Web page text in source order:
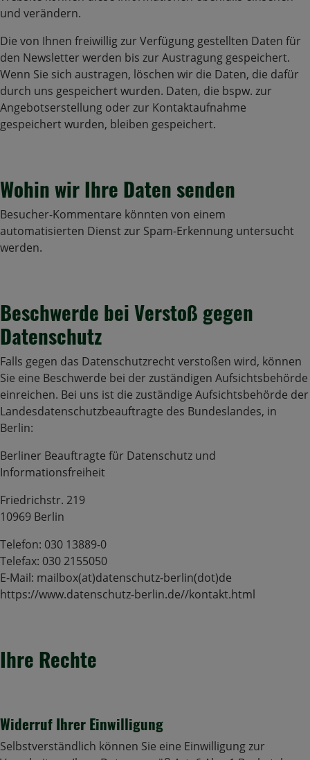
und verändern.
Die von Ihnen freiwillig zur Verfügung gestellten Daten für
den Newsletter werden bis zur Austragung gespeichert.
Wenn Sie sich austragen, löschen wir die Daten, die dafür
durch uns gespeichert wurden. Daten, die bspw. zur
Angebotserstellung oder zur Kontaktaufnahme
gespeichert wurden, bleiben gespeichert.
Wohin wir Ihre Daten senden
Besucher-Kommentare könnten von einem
automatisierten Dienst zur Spam-Erkennung untersucht
werden.
Beschwerde bei Verstoß gegen
Datenschutz
Falls gegen das Datenschutzrecht verstoßen wird, können
Sie eine Beschwerde bei der zuständigen Aufsichtsbehörde
einreichen. Bei uns ist die zuständige Aufsichtsbehörde der
Landesdatenschutzbeauftragte des Bundeslandes, in
Berlin:
Berliner Beauftragte für Datenschutz und
Informationsfreiheit
Friedrichstr. 219
10969 Berlin
Telefon: 030 13889-0
Telefax: 030 2155050
E-Mail: mailbox(at)datenschutz-berlin(dot)de
https://www.datenschutz-berlin.de//kontakt.html
Ihre Rechte
Widerruf Ihrer Einwilligung
Selbstverständlich können Sie eine Einwilligung zur